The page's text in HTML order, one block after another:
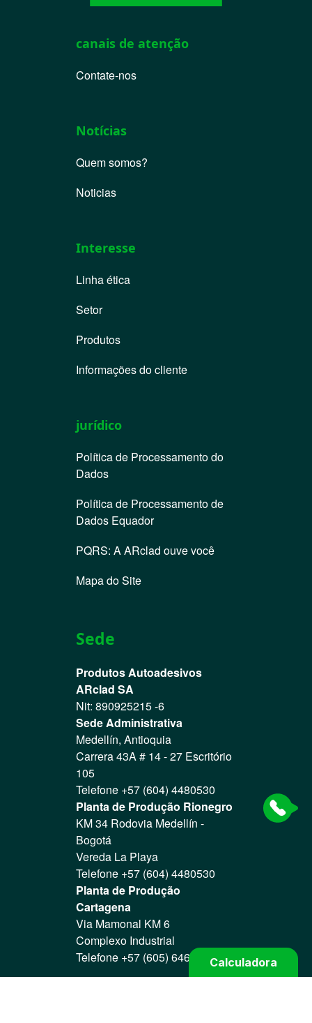
Calculadora
canais de atenção
Contate-nos
Notícias
Quem somos?
Noticias
Interesse
Linha ética
Setor
Produtos
Informações do cliente
jurídico
Política de Processamento do
Dados
Política de Processamento de
Dados Equador
PQRS: A ARclad ouve você
Mapa do Site
Sede
Produtos Autoadesivos
ARclad SA
Nit: 890925215 -6
Sede Administrativa
Medellín, Antioquia
Carrera 43A # 14 - 27 Escritório
105
Telefone +57 (604) 4480530
Planta de Produção Rionegro
KM 34 Rodovia Medellín -
Bogotá
Vereda La Playa
Telefone +57 (604) 4480530
Planta de Produção
Cartagena
Via Mamonal KM 6
Complexo Industrial
Telefone +57 (605) 6466004